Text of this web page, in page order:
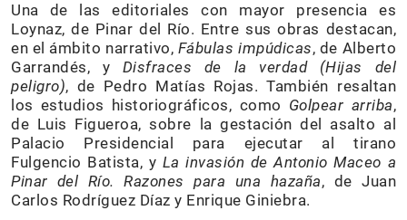
Una de las editoriales con mayor presencia es
Loynaz, de Pinar del Río. Entre sus obras destacan,
en el ámbito narrativo, Fábulas impúdicas, de Alberto
Garrandés, y Disfraces de la verdad (Hijas del
peligro), de Pedro Matías Rojas. También resaltan
los estudios historiográficos, como Golpear arriba,
de Luis Figueroa, sobre la gestación del asalto al
Palacio Presidencial para ejecutar al tirano
Fulgencio Batista, y La invasión de Antonio Maceo a
Pinar del Río. Razones para una hazaña, de Juan
Carlos Rodríguez Díaz y Enrique Giniebra.